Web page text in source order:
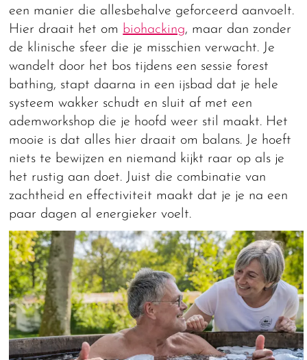
een manier die allesbehalve geforceerd aanvoelt.
Hier draait het om biohacking, maar dan zonder
de klinische sfeer die je misschien verwacht. Je
wandelt door het bos tijdens een sessie forest
bathing, stapt daarna in een ijsbad dat je hele
systeem wakker schudt en sluit af met een
ademworkshop die je hoofd weer stil maakt. Het
mooie is dat alles hier draait om balans. Je hoeft
niets te bewijzen en niemand kijkt raar op als je
het rustig aan doet. Juist die combinatie van
zachtheid en effectiviteit maakt dat je je na een
paar dagen al energieker voelt.